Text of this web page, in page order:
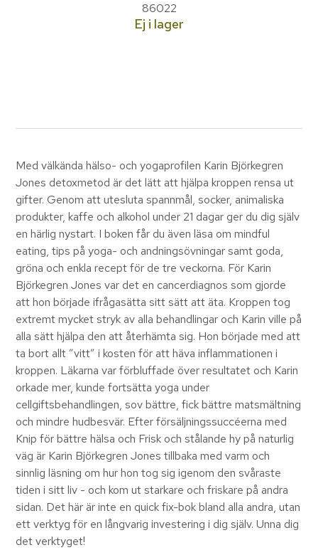
86022
Ej i lager
Med välkända hälso- och yogaprofilen Karin Björkegren
Jones detoxmetod är det lätt att hjälpa kroppen rensa ut
gifter. Genom att utesluta spannmål, socker, animaliska
produkter, kaffe och alkohol under 21 dagar ger du dig själv
en härlig nystart. I boken får du även läsa om mindful
eating, tips på yoga- och andningsövningar samt goda,
gröna och enkla recept för de tre veckorna. För Karin
Björkegren Jones var det en cancerdiagnos som gjorde
att hon började ifrågasätta sitt sätt att äta. Kroppen tog
extremt mycket stryk av alla behandlingar och Karin ville på
alla sätt hjälpa den att återhämta sig. Hon började med att
ta bort allt ”vitt” i kosten för att häva inflammationen i
kroppen. Läkarna var förbluffade över resultatet och Karin
orkade mer, kunde fortsätta yoga under
cellgiftsbehandlingen, sov bättre, fick bättre matsmältning
och mindre hudbesvär. Efter försäljningssuccéerna med
Knip för bättre hälsa och Frisk och stålande hy på naturlig
väg är Karin Björkegren Jones tillbaka med varm och
sinnlig läsning om hur hon tog sig igenom den svåraste
tiden i sitt liv - och kom ut starkare och friskare på andra
sidan. Det här är inte en quick fix-bok bland alla andra, utan
ett verktyg för en långvarig investering i dig själv. Unna dig
det verktyget!